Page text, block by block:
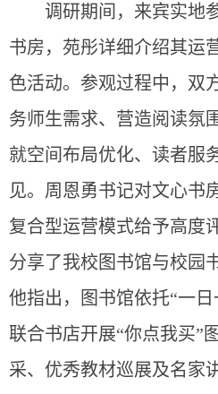
调研期间，来宾实
书房，苑彤详细介绍其运
色活动。参观过程中，双
务师生需求、营造阅读氛
就空间布局优化、读者服
见。周恩勇书记对文心书
复合型运营模式给予高度
分享了我校图书馆与校园
他指出，图书馆依托“一日
联合书店开展“你点我买”
采、优秀教材巡展及名家